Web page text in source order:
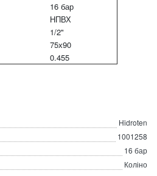
16 бар
НПВХ
1/2"
75х90
0.455
Hidroten
1001258
16 бар
Коліно